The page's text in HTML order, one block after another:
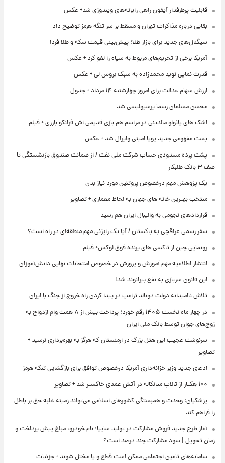
قابلیت پرطرفدار آیفون راهی رایانه‌های ویندوزی شد+ عکس
بقایی درباره مذاکرات تهران و مسقط بر سر تنگه هرمز توضیح داد
سیگنال‌های جدید برای بازار طلا؛ پیش‌بینی قیمت سکه و طلا فردا
آمریکا برخی از تحریم‌های مربوط به سپاه را لغو کرد + عکس
قدرت نمایی نوید محمدزاده به سبک بروس لی + عکس
ارزش سهام عدالت برای امروز چهارشنبه ۱۴ مرداد + جدول
محسن مسلمان رسما پرسپولیسی شد
اشک های پائولو مالدینی در مراسم هم بازی قدیمی اش فرانکو بارزی + فیلم
پست مفهومی جدید پویا امینی وایرال شد + عکس
پشت پرده‌ مسدودی حساب شرکت ملی نفت / از ضمانت صندوق بازنشستگی تا
صف ۳ بانک طلبکار
یک پژوهش مهم درخصوص پروتئین مورد نیاز بدن
منتخب بهترین خانه های جهان به لحاظ معماری + تصاویر
قراردادهای نجومی به والیبال ایران هم رسید
سفر رسمی عراقچی به پاکستان / آیا یک رایزنی مهم منطقه‌ای در راه است؟
رونمایی چین از تاکسی های پرنده فوق لوکس+ فیلم
انتشار اطلاعیه مهم آموزش و پرورش در خصوص امتحانات نهایی دانش‌آموزان
این قانون سربازی به نفع بیرانوند شد!
تلاش ناامیدانه‌ دولت دونالد ترامپ در پیدا کردن راه خروج از جنگ با ایران
در چهار ماه نخست ۱۴۰۵ رقم خورد؛ پرداخت بیش از ۸ همت وام ازدواج به
زوج‌های جوان توسط بانک ملی ایران
سرنوشت عجیب این هتل بزرگ در ارمنستان که هرگز به بهره‌برداری نرسید +
تصاویر
ادعای جدید وزیر خزانه‌داری آمریکا درخصوص توافق برای بازگشایی تنگه هرمز
۱۰۰ هکتار از تالاب میانکاله در آتش عمدی خاکستر شد + تصاویر
پزشکیان: وحدت و همبستگی کشورهای اسلامی می‌تواند زمینه غلبه حق بر باطل
را فراهم کند
آغاز طرح جدید فروش مشارکت در تولید سایپا؛ نام خودرو، مبلغ پیش پرداخت و
زمان تحویل | سود مشارکت چند درصد است؟
سامانه‌های تامین اجتماعی ممکن است قطع و یا مختل شوند + جزئیات